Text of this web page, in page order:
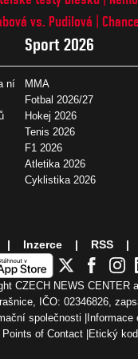
vs. Pudilová
ní
Sport 2026
MMA
Fotbal 2026/27
Hokej 2026
Tenis 2026
F1 2026
Atletika 2026
Cyklistika 2026
Inzerce RSS
CZECH NEWS CENTER
IČO: 02346826,
společnosti
of Contact Etický